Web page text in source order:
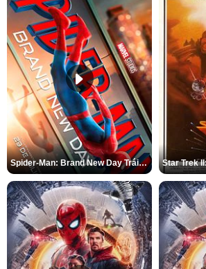
Spider-Man: Brand New Day Tráiler (3)